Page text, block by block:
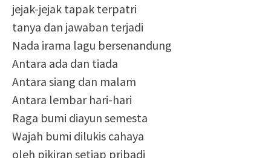
jejak-jejak tapak terpatri
tanya dan jawaban terjadi
Nada irama lagu bersenandung
Antara ada dan tiada
Antara siang dan malam
Antara lembar hari-hari
Raga bumi diayun semesta
Wajah bumi dilukis cahaya
oleh pikiran setiap pribadi